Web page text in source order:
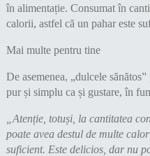
în alimentație. Consumat în
calorii, astfel că un pahar este
Mai multe pentru tine
De asemenea, „dulcele
pur și simplu ca și gustare, în
„Atenție, totuși, la cantitatea
poate avea destul de multe
suficient. Este delicios, dar nu